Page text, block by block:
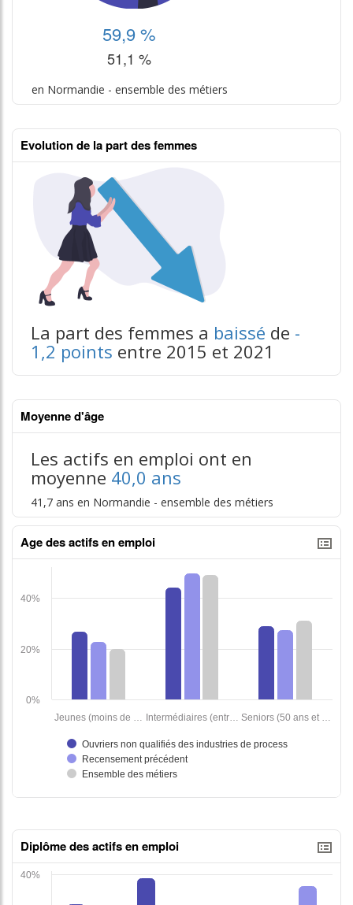
59,9 %
51,1 %
en Normandie - ensemble des métiers
Evolution de la part des femmes
La part des femmes a baissé de -
1,2 points entre 2015 et 2021
Moyenne d'âge
Les actifs en emploi ont en
moyenne 40,0 ans
41,7 ans en Normandie - ensemble des métiers
Age des actifs en emploi
tableaux excel
Diplôme des actifs en emploi
tableaux excel n°1